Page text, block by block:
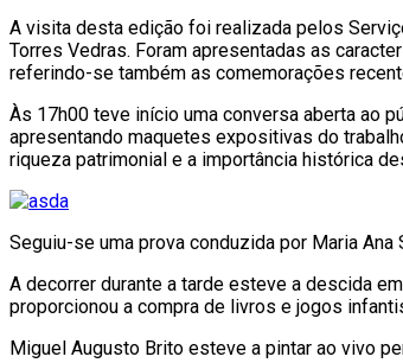
A visita desta edição foi realizada pelos
Torres Vedras. Foram apresentadas as
referindo-se também as comemorações
Às 17h00 teve início uma conversa aberta ao
apresentando maquetes expositivas do
riqueza patrimonial e a importância histórica
Seguiu-se uma prova conduzida por Maria
A decorrer durante a tarde esteve a descida
proporcionou a compra de livros e jogos
Miguel Augusto Brito esteve a pintar ao vivo